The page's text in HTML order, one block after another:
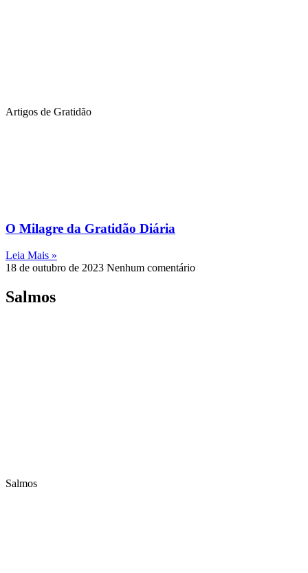
Artigos de Gratidão
O Milagre da Gratidão Diária
Leia Mais »
18 de outubro de 2023 Nenhum comentário
Salmos
Salmos